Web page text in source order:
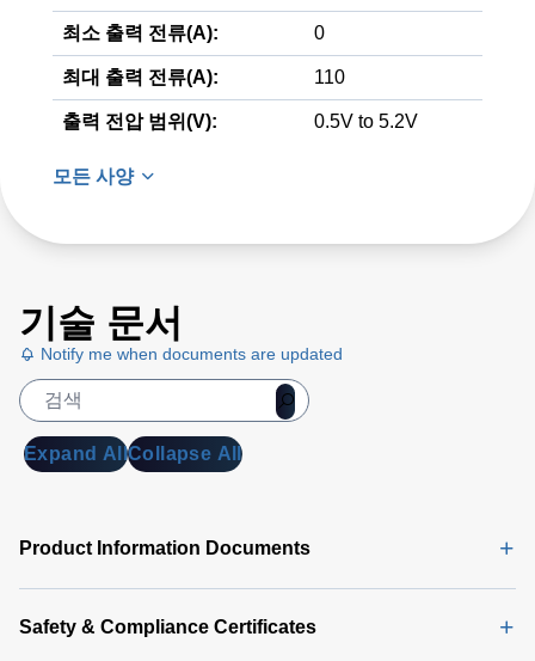
최소 출력 전류(A): 0
최대 출력 전류(A): 110
출력 전압 범위(V): 0.5V to 5.2V
모든 사양
기술 문서
Notify me when documents are updated
Expand AllCollapse All
Product Information Documents
Safety & Compliance Certificates